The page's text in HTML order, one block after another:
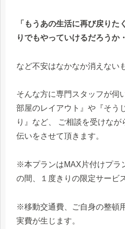
「もうあの生活に再び戻りた
りでもやっていけるだろうか
など不安はなかなか消えない
そんな方に専門スタッフが伺
部屋のレイアウト』や『そう
り』など、 ご相談を受けな
伝いをさせて頂きます。
※本プランはMAX片付けプラ
の間、１度きりの限定サービ
※移動交通費、ご自身の整頓
実費が生じます。